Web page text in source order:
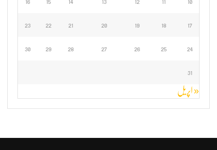
17
18
19
20
21
22
23
24
25
26
27
28
29
30
31
« اپریل